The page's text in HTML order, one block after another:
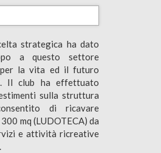
strategica ha dato
a questo settore
per la vita ed il futuro
Il club ha effettuato
sulla struttura
di ricavare
300 mq (LUDOTECA) da
e attività ricreative